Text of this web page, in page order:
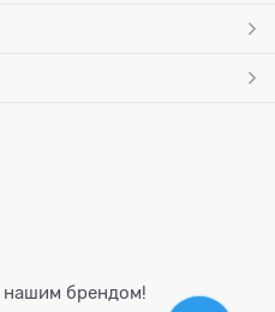
нашим брендом!